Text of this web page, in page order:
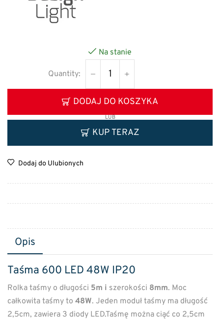
Na stanie
DODAJ DO KOSZYKA
LUB
KUP TERAZ
Dodaj do Ulubionych
Opis
Taśma 600 LED 48W IP20
Rolka taśmy o długości 5m i szerokości 8mm. Moc
całkowita taśmy to 48W. Jeden moduł taśmy ma długość
2,5cm, zawiera 3 diody LED.Taśmę można ciąć co 2,5cm